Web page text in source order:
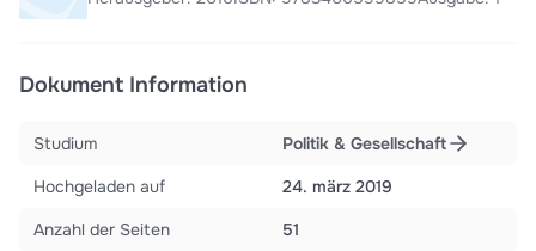
Dokument Information
Studium
Politik & Gesellschaft
Hochgeladen auf
24. märz 2019
Anzahl der Seiten
51